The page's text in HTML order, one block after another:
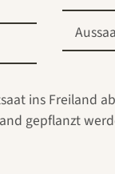
ins Freiland
gepflanzt